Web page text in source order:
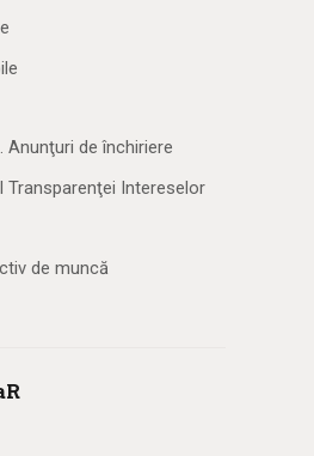
Anunţuri de închiriere
Transparenţei Intereselor
de muncă